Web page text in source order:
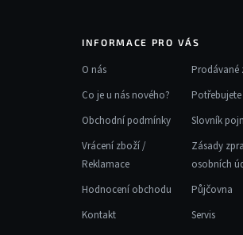
INFORMACE PRO VÁS
O nás
Co je u nás nového?
Obchodní podmínky
Vrácení zboží /
Reklamace
Hodnocení obchodu
Kontakt
Prodávané
Slovník
Zásady
osobních
Půjčovna
Servis